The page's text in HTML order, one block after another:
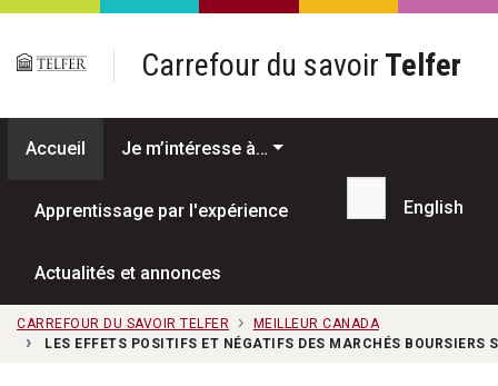
Passer au contenu principal
Carrefour du savoir Telfer
Accueil Je m’intéresse à…
Apprentissage par l'expérience
Actualités et annonces
Recherche...
English
CARREFOUR DU SAVOIR TELFER
MEILLEUR CANADA
LES EFFETS POSITIFS ET NÉGATIFS DES MARCHÉS BOURSIERS